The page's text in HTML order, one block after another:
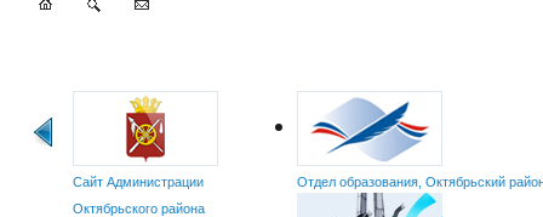
Сайт Администрации
Октябрьского района
Отдел образования, Октябрьский